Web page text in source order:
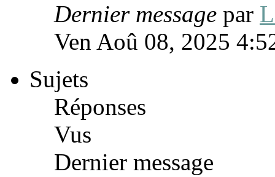
Dernier message par
Ven Aoû 08, 2025
Sujets
Réponses
Vus
Dernier message